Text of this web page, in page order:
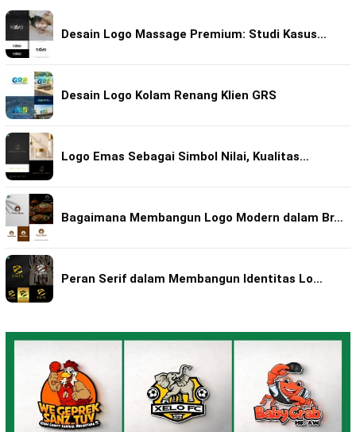
Desain Logo Massage Premium: Studi Kasus…
Desain Logo Kolam Renang Klien GRS
Logo Emas Sebagai Simbol Nilai, Kualitas…
Bagaimana Membangun Logo Modern dalam Br…
Peran Serif dalam Membangun Identitas Lo…